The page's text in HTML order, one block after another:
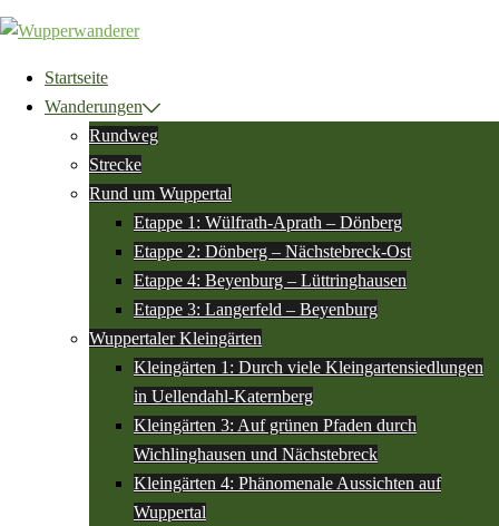
Zum
Inhalt
springenStartseite
Wanderungen
Rundweg
Strecke
Rund um Wuppertal
Etappe 1: Wülfrath-Aprath – Dönberg
Etappe 2: Dönberg – Nächstebreck-Ost
Etappe 4: Beyenburg – Lüttringhausen
Etappe 3: Langerfeld – Beyenburg
Wuppertaler Kleingärten
Kleingärten 1: Durch viele Kleingartensiedlungen
in Uellendahl-Katernberg
Kleingärten 3: Auf grünen Pfaden durch
Wichlinghausen und Nächstebreck
Kleingärten 4: Phänomenale Aussichten auf
Wuppertal